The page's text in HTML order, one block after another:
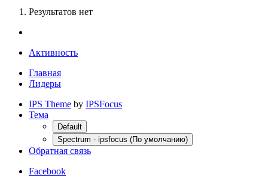
Результатов нет
Активность
Главная
Лидеры
IPS Theme by IPSFocus
Тема
Default
Spectrum - ipsfocus (По умолчанию)
Обратная связь
Facebook